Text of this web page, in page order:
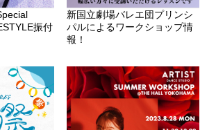
振付
新国立劇場バレエ団プリンシ
パルによるワークショップ情
報！